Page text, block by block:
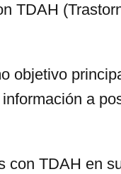
TDAH
objetivo
a
con TDAH en